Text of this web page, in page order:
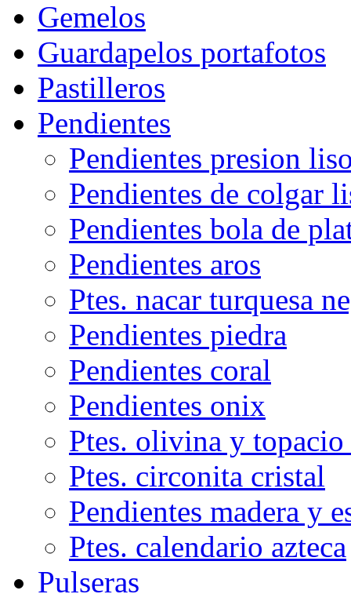
Gemelos
Guardapelos portafotos
Pastilleros
Pendientes
Pendientes presion
Pendientes de colgar
Pendientes bola de
Pendientes aros
Ptes. nacar turquesa
Pendientes piedra
Pendientes coral
Pendientes onix
Ptes. olivina y topacio
Ptes. circonita cristal
Pendientes madera y
Ptes. calendario azteca
Pulseras